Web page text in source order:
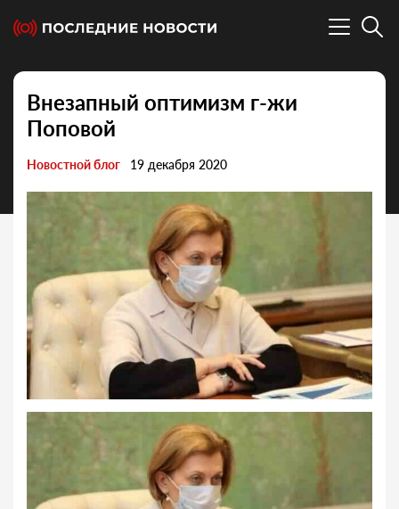
Внезапный оптимизм г-жи
Поповой
Новостной блог 19 декабря 2020